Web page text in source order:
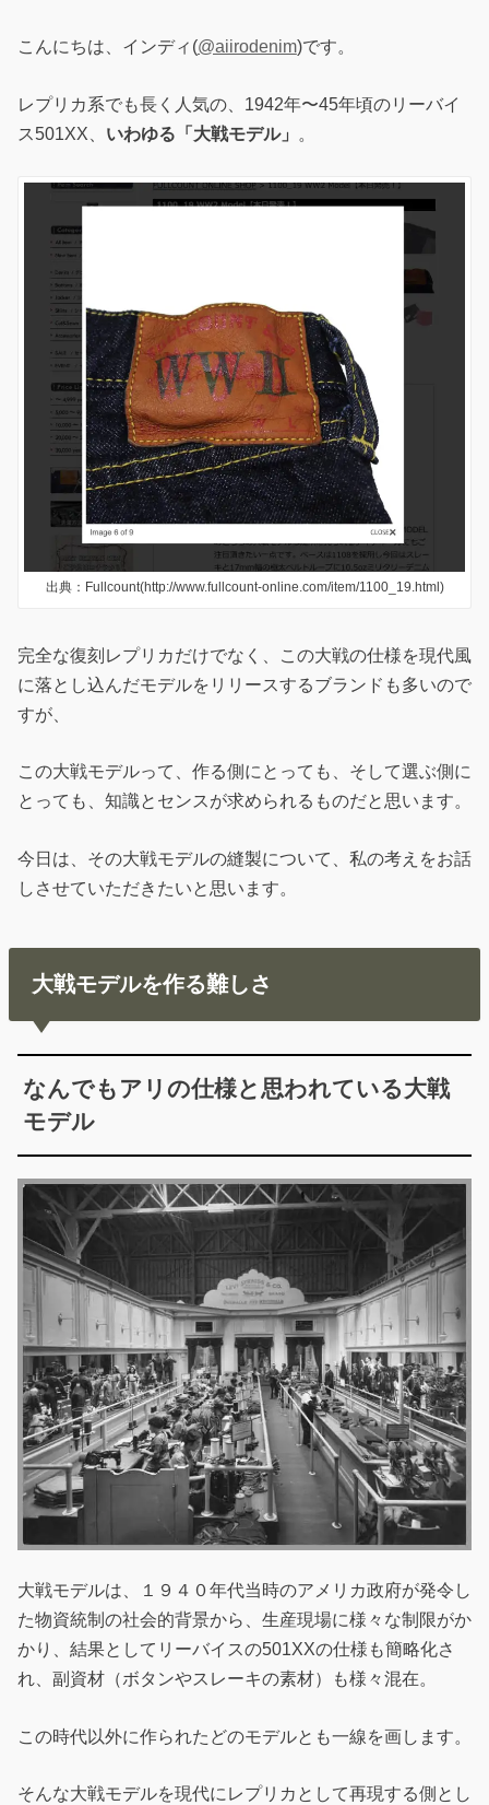
こんにちは、インディ(@aiirodenim)です。
レプリカ系でも長く人気の、1942年〜45年頃のリーバイ
ス501XX、 いわゆる「大戦モデル」 。
出典：Fullcount(http://www.fullcount-online.com/item/1100_19.html)
完全な復刻レプリカだけでなく、この大戦の仕様を現代風
に落とし込んだモデルをリリースするブランドも多いので
すが、
この大戦モデルって、作る側にとっても、そして選ぶ側に
とっても、知識とセンスが求められるものだと思います。
今日は、その大戦モデルの縫製について、私の考えをお話
しさせていただきたいと思います。
大戦モデルを作る難しさ
なんでもアリの仕様と思われている大戦
モデル
大戦モデルは、１９４０年代当時のアメリカ政府が発令し
た物資統制の社会的背景から、生産現場に様々な制限がか
かり、結果としてリーバイスの501XXの仕様も簡略化さ
れ、副資材（ボタンやスレーキの素材）も様々混在。
この時代以外に作られたどのモデルとも一線を画します。
そんな大戦モデルを現代にレプリカとして再現する側とし